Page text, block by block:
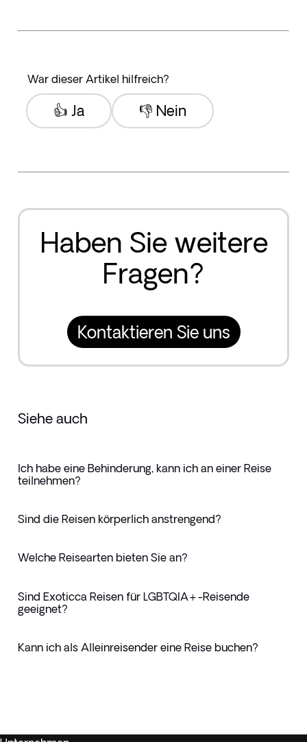
War dieser Artikel hilfreich?
👎 Nein
👍 Ja
Haben Sie weitere
Fragen?
Kontaktieren Sie uns
Siehe auch
Ich habe eine Behinderung, kann ich an einer Reise
teilnehmen?
Sind die Reisen körperlich anstrengend?
Welche Reisearten bieten Sie an?
Sind Exoticca Reisen für LGBTQIA+-Reisende
geeignet?
Kann ich als Alleinreisender eine Reise buchen?